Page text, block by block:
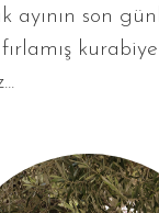
ayının son